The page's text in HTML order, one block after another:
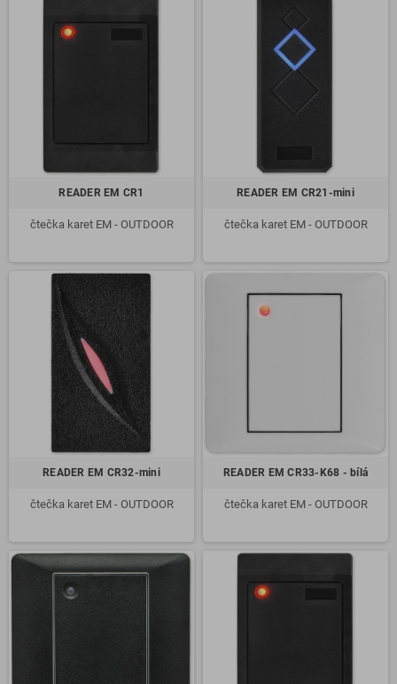
READER EM CR1
čtečka karet EM - OUTDOOR
READER EM CR21-mini
čtečka karet EM - OUTDOOR
READER EM CR32-mini
čtečka karet EM - OUTDOOR
READER EM CR33-K68 - bílá
čtečka karet EM - OUTDOOR